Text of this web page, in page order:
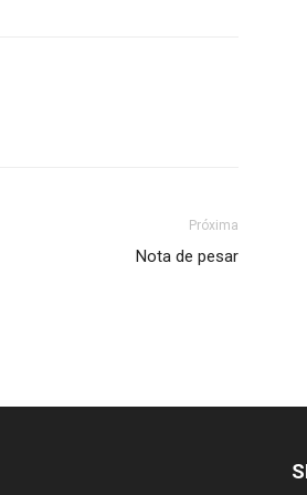
Próxima
Nota de pesar